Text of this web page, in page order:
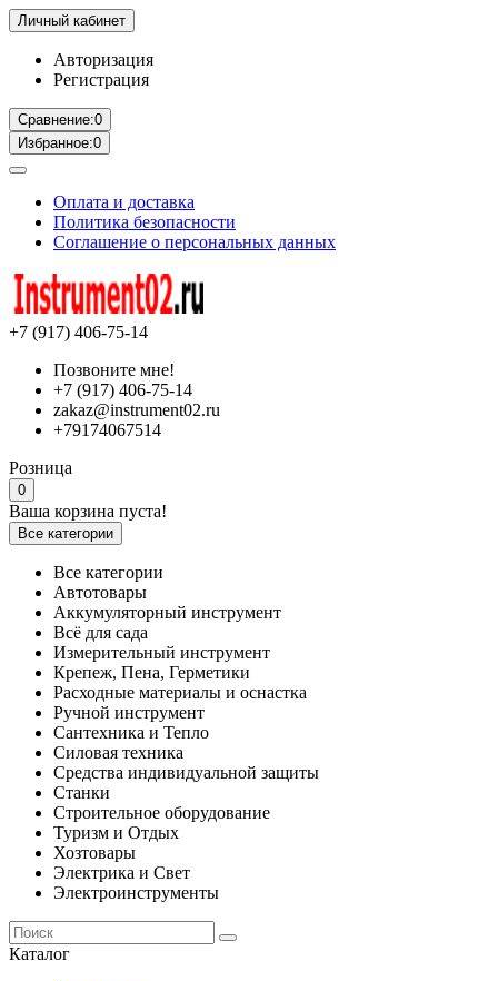
Личный кабинет
Авторизация
Регистрация
Сравнение:0
Избранное:0
Оплата и доставка
Политика безопасности
Соглашение о персональных данных
+7 (917) 406-75-14
Позвоните мне!
+7 (917) 406-75-14
zakaz@instrument02.ru
+79174067514
Розница
0
Ваша корзина пуста!
Все категории
Все категории
Автотовары
Аккумуляторный инструмент
Всё для сада
Измерительный инструмент
Крепеж, Пена, Герметики
Расходные материалы и оснастка
Ручной инструмент
Сантехника и Тепло
Силовая техника
Средства индивидуальной защиты
Станки
Строительное оборудование
Туризм и Отдых
Хозтовары
Электрика и Свет
Электроинструменты
Каталог